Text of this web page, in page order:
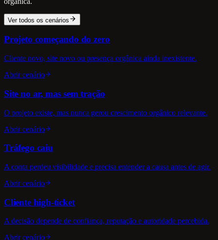
Ver todos os cenários
Projeto começando do zero
Cliente novo, site novo ou presença orgânica ainda inexistente.
Abrir cenário
Site no ar, mas sem tração
O projeto existe, mas nunca gerou crescimento orgânico relevante.
Abrir cenário
Tráfego caiu
A conta perdeu visibilidade e precisa entender a causa antes de agir.
Abrir cenário
Cliente high-ticket
A decisão depende de confiança, reputação e autoridade percebida.
Abrir cenário